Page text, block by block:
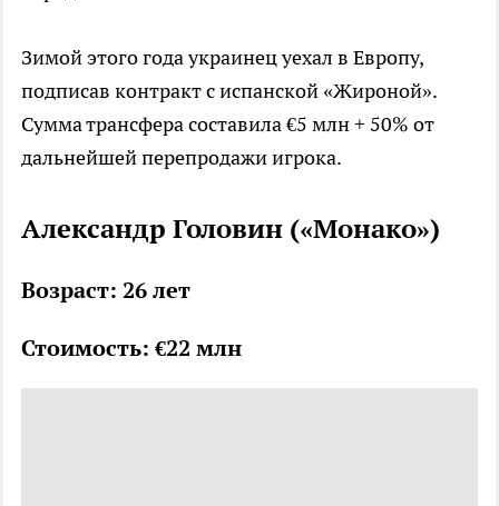
Зимой этого года украинец уехал в Европу,
подписав контракт с испанской «Жироной».
Сумма трансфера составила €5 млн + 50% от
дальнейшей перепродажи игрока.
Александр Головин («Монако»)
Возраст: 26 лет
Стоимость: €22 млн